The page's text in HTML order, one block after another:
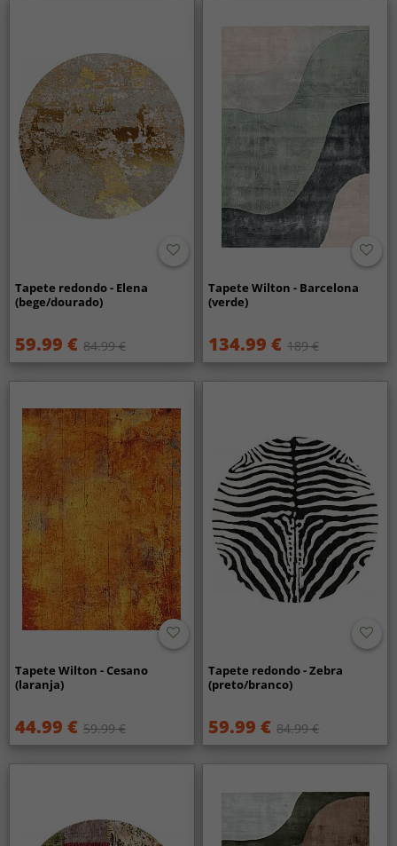
Tapete redondo - Elena
(bege/dourado)
59.99 € 84.99 €
Tapete Wilton - Barcelona
(verde)
134.99 € 189 €
Tapete Wilton - Cesano
(laranja)
44.99 € 59.99 €
Tapete redondo - Zebra
(preto/branco)
59.99 € 84.99 €